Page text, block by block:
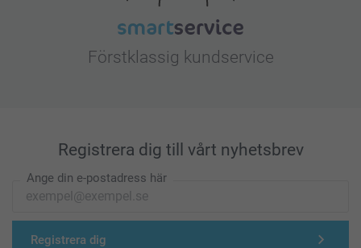
Förstklassig kundservice
Registrera dig till vårt nyhetsbrev
Ange din e-postadress här
Registrera dig